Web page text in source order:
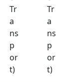
Tr
a
ns
p
or
t)
Tr
a
ns
p
or
t)